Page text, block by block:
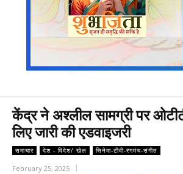
केंद्र ने अश्लील सामग्री पर
लिए जारी की एडवाइजरी
समाचार देश - विदेश/ खेल सिनेमा-टीवी-रंगमंच-संगीत
February 25, 2025